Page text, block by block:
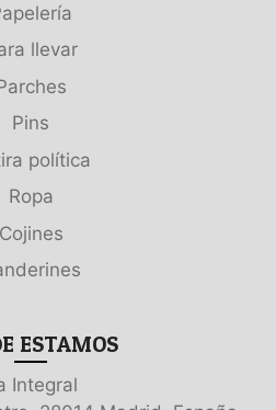
llevar
Pins
política
Ropa
Cojines
ESTAMOS
Integral